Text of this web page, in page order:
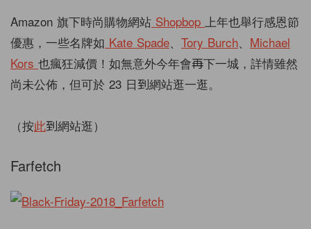
Amazon 旗下時尚購物網站 Shopbop 上年也舉行感恩節
優惠，一些名牌如 Kate Spade、 Tory Burch、 Michael
Kors 也瘋狂減價！如無意外今年會再下一城，詳情雖然
尚未公佈，但可於 23 日到網站逛一逛。
（按此到網站逛）
Farfetch